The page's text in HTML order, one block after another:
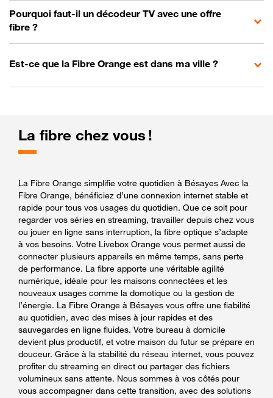
Pourquoi faut-il un décodeur TV avec une offre
fibre ?
Est-ce que la Fibre Orange est dans ma ville ?
La fibre chez vous !
La Fibre Orange simplifie votre quotidien à Bésayes Avec la
Fibre Orange, bénéficiez d’une connexion internet stable et
rapide pour tous vos usages du quotidien. Que ce soit pour
regarder vos séries en streaming, travailler depuis chez vous
ou jouer en ligne sans interruption, la fibre optique s’adapte
à vos besoins. Votre Livebox Orange vous permet aussi de
connecter plusieurs appareils en même temps, sans perte
de performance. La fibre apporte une véritable agilité
numérique, idéale pour les maisons connectées et les
nouveaux usages comme la domotique ou la gestion de
l’énergie. La Fibre Orange à Bésayes vous offre une fiabilité
au quotidien, avec des mises à jour rapides et des
sauvegardes en ligne fluides. Votre bureau à domicile
devient plus productif, et votre maison du futur se prépare en
douceur. Grâce à la stabilité du réseau internet, vous pouvez
profiter du streaming en direct ou partager des fichiers
volumineux sans attente. Nous sommes à vos côtés pour
vous accompagner dans cette transition, avec des solutions